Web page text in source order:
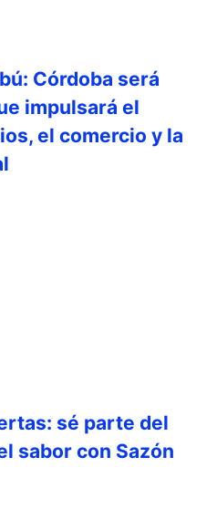
Córdoba será
impulsará el
el comercio y la
sé parte del
sabor con Sazón